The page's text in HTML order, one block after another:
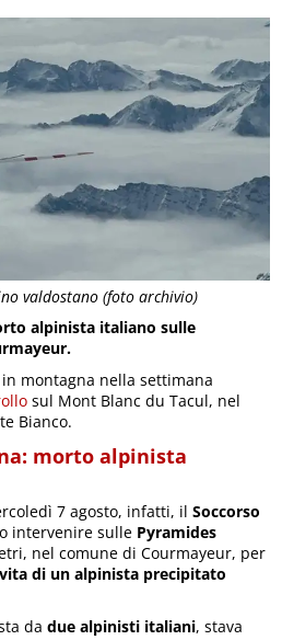
valdostano (foto archivio)
alpinista italiano sulle
montagna nella settimana
sul Mont Blanc du Tacul, nel
Bianco.
morto alpinista
7 agosto, infatti, ilSoccorso
intervenire sulle Pyramides
nel comune di Courmayeur, per
di un alpinista precipitato
dadue alpinisti italiani, stava